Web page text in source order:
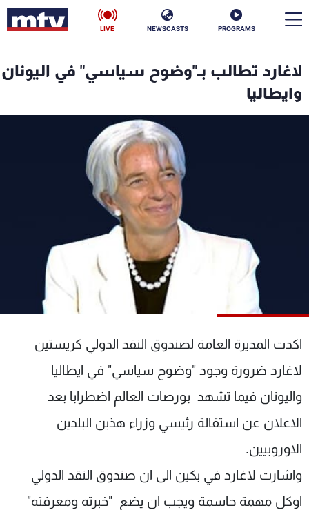
PROGRAMS
NEWSCASTS
LIVE
لاغارد تطالب بـ"وضوح سياسي" في اليونان
وايطاليا
اكدت المديرة العامة لصندوق النقد الدولي كريستين
لاغارد ضرورة وجود "وضوح سياسي" في ايطاليا
واليونان فيما تشهد بورصات العالم اضطرابا بعد
الاعلان عن استقالة رئيسي وزراء هذين البلدين
الاوروبيين.
واشارت لاغارد في بكين الى ان صندوق النقد الدولي
اوكل مهمة حاسمة ويجب ان يضع "خبرته ومعرفته"
الأخبار
ناس
فن
رياضة
جدول البرامج
الترددات
الإنـتـاج
لاعلاناتكم
تواصل معنا
شروط الإسـتخدام
سياسة الخصوصية